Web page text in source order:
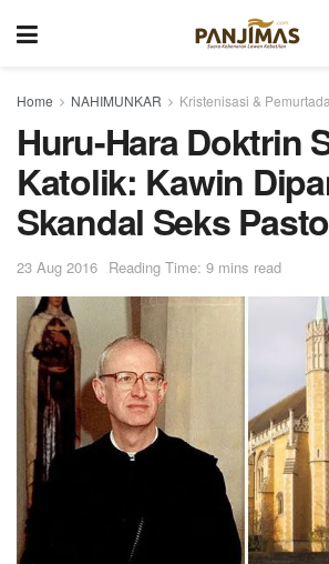
Home NAHIMUNKAR Kristenisasi &
Huru-Hara Doktrin
Katolik: Kawin
Skandal Seks
23 Aug 2016 Reading Time: 9 mins read